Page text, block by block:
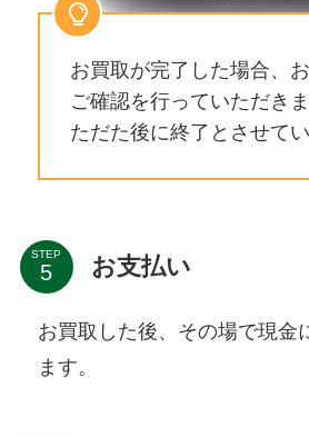
お買取が完了した場合、
ご確認を行っていただき
ただた後に終了とさせて
STEP お支払い
お買取した後、その場で現金
ます。